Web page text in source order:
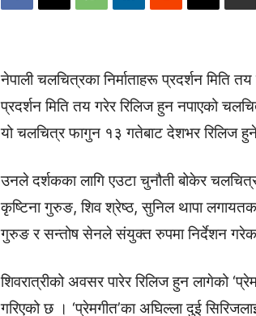
नेपाली चलचित्रका निर्माताहरू प्रदर्शन मिति
प्रदर्शन मिति तय गरेर रिलिज हुन नपाएको
यो चलचित्र फागुन १३ गतेबाट देशभर रिलिज
उनले दर्शकका लागि एउटा चुनौती बोकेर
कृष्टिना गुरुङ, शिव श्रेष्ठ, सुनिल थापा
गुरुङ र सन्तोष सेनले संयुक्त रुपमा निर्देशन
शिवरात्रीको अवसर पारेर रिलिज हुन लागेको
गरिएको छ । ‘प्रेमगीत’का अघिल्ला दुई